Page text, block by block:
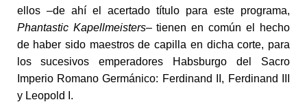
ellos –de ahí el acertado título para este programa,
Phantastic Kapellmeisters– tienen en común el hecho
de haber sido maestros de capilla en dicha corte, para
los sucesivos emperadores Habsburgo del Sacro
Imperio Romano Germánico: Ferdinand II, Ferdinand III
y Leopold I.